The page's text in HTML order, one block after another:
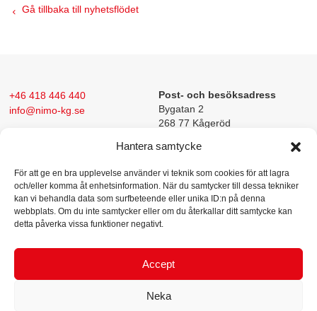
Hantera samtycke
För att ge en bra upplevelse använder vi teknik som cookies för att lagra
och/eller komma åt enhetsinformation. När du samtycker till dessa tekniker
kan vi behandla data som surfbeteende eller unika ID:n på denna
webbplats. Om du inte samtycker eller om du återkallar ditt samtycke kan
detta påverka vissa funktioner negativt.
Accept
Neka
Gå tillbaka till nyhetsflödet
+46 418 446 440
info@nimo-kg.se
Post- och besöksadress
Bygatan 2
268 77 Kågeröd
har under årens lopp gjort företaget till ett välkänt varumärke i
200 maskiner till kunder över hela världen.